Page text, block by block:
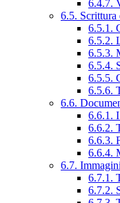
6.4.7.
6.5. Scrittura
6.5.1.
6.5.2.
6.5.3.
6.5.4.
6.5.5.
6.5.6.
6.6.
6.6.1.
6.6.2.
6.6.3.
6.6.4.
6.7.
6.7.1.
6.7.2.